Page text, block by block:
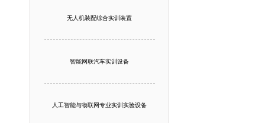
无人机装配综合实训装置
智能网联汽车实训设备
人工智能与物联网专业实训实验设备